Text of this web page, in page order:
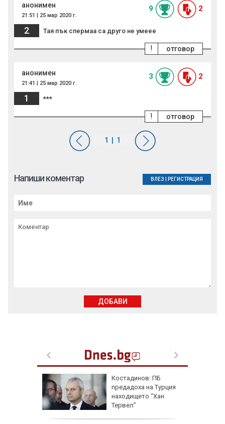
Костадинов: ПБ
предадоха на Турция
находището “Хан
Тервел”
анонимен
21:51 | 25 мар 2020 г.
9 2
2 Тая пък спермаа са друго не умеее
отговор
!
анонимен
21:41 | 25 мар 2020 г.
3 2
1 ***
отговор
!
Напиши коментар ВЛЕЗ РЕГИСТРАЦИЯ
ДОБАВИ